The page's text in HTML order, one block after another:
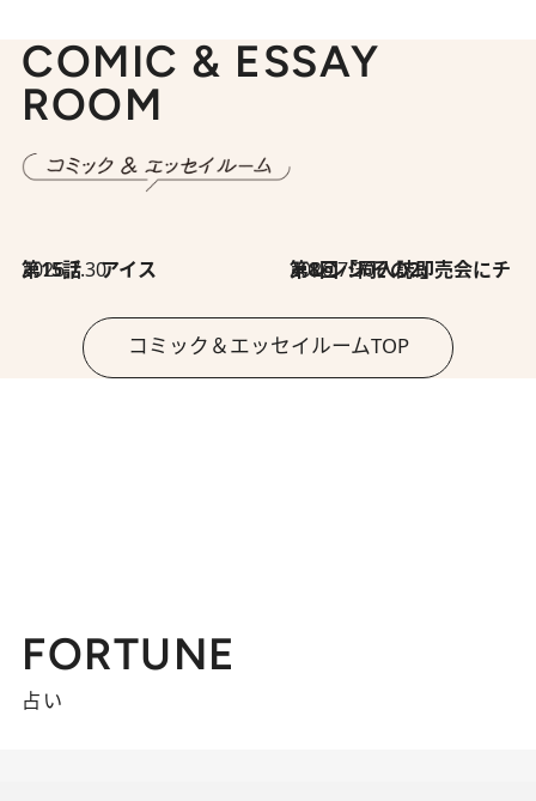
COMIC & ESSAY
ROOM
2026.7.30
第15話 アイス 2026.7.30
第8回「同人誌即売会にチャレンジ その2」
コミック＆エッセイルームTOP
FORTUNE
占い